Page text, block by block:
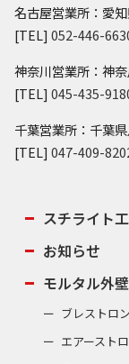
名古屋営業所：愛
[TEL] 052-446-
神奈川営業所：神
[TEL] 045-435-
千葉営業所：千葉
[TEL] 047-409-
スチライト
お知らせ
モルタル外
ブレストロ
エアースト